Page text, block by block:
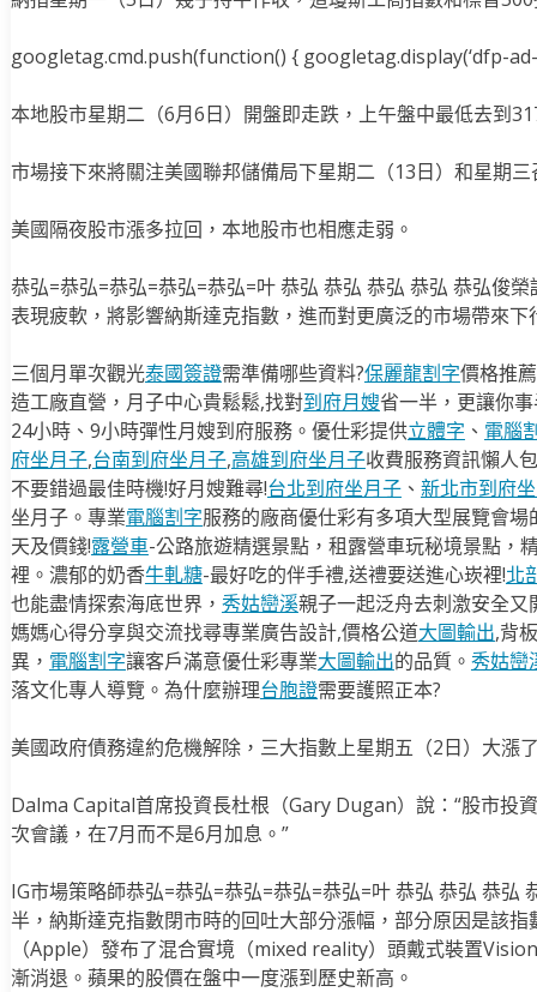
googletag.cmd.push(function() { googletag.display(‘dfp-ad-
本地股市星期二（6月6日）開盤即走跌，上午盤中最低去到
市場接下來將關注美國聯邦儲備局下星期二（13日）和星期
美國隔夜股市漲多拉回，本地股市也相應走弱。
恭弘=恭弘=恭弘=恭弘=恭弘=叶 恭弘 恭弘 恭弘 恭弘 恭弘俊
表現疲軟，將影響納斯達克指數，進而對更廣泛的市場帶來下
三個月單次觀光泰國簽證需準備哪些資料?保麗龍割字價格推
造工廠直營，月子中心貴鬆鬆,找對到府月嫂省一半，更讓你
24小時、9小時彈性月嫂到府服務。優仕彩提供立體字 、 電腦
府坐月子,台南到府坐月子,高雄到府坐月子收費服務資訊懶人
不要錯過最佳時機!好月嫂難尋!台北到府坐月子、 新北市到府
坐月子。專業電腦割字服務的廠商優仕彩有多項大型展覽會場
天及價錢!露營車-公路旅遊精選景點，租露營車玩秘境景點，
裡。濃郁的奶香牛軋糖-最好吃的伴手禮,送禮要送進心崁裡!北
也能盡情探索海底世界， 秀姑巒溪親子一起泛舟去​刺激安全
媽媽心得分享與交流找尋專業廣告設計,價格公道大圖輸出,背
異， 電腦割字讓客戶滿意優仕彩專業大圖輸出的品質。 秀姑巒
落文化專人導覽。為什麼辦理台胞證需要護照正本?
美國政府債務違約危機解除，三大指數上星期五（2日）大漲
Dalma Capital首席投資長杜根（Gary Dugan）說：“股市投
次會議，在7月而不是6月加息。”
IG市場策略師恭弘=恭弘=恭弘=恭弘=恭弘=叶 恭弘 恭弘 恭弘
半，納斯達克指數閉市時的回吐大部分漲幅，部分原因是該
（Apple）發布了混合實境（mixed reality）頭戴式裝置
漸消退。蘋果的股價在盤中一度漲到歷史新高。